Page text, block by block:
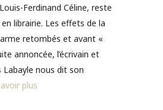
Ferdinand Céline, reste
librairie. Les effets de la
retombés et avant «
annoncée, l’écrivain et
Labayle nous dit son
plus